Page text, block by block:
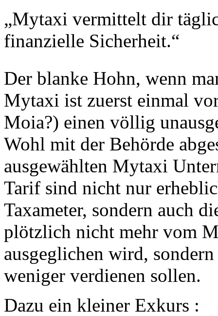
„Mytaxi vermittelt dir
finanzielle Sicherheit.“
Der blanke Hohn, wenn
Mytaxi ist zuerst einmal
Moia?) einen völlig
Wohl mit der Behörde
ausgewählten Mytaxi
Tarif sind nicht nur
Taxameter, sondern auch
plötzlich nicht mehr vom
ausgeglichen wird,
weniger verdienen sollen.
Dazu ein kleiner Exkurs :